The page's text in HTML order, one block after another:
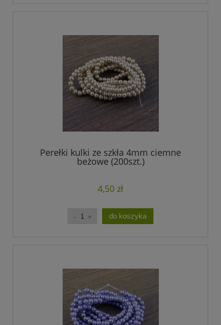
Perełki kulki ze szkła 4mm ciemne
beżowe (200szt.)
4,50 zł
do koszyka